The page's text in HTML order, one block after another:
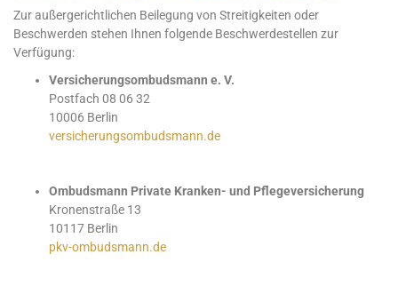
Zur außergerichtlichen Beilegung von Streitigkeiten oder
Beschwerden stehen Ihnen folgende Beschwerdestellen zur
Verfügung:
Versicherungsombudsmann e. V.
Postfach 08 06 32
10006 Berlin
versicherungsombudsmann.de
Ombudsmann Private Kranken- und Pflegeversicherung
Kronenstraße 13
10117 Berlin
pkv-ombudsmann.de